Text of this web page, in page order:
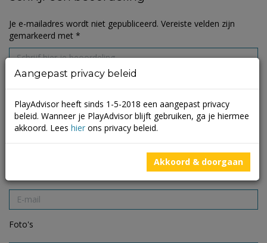
Je e-mailadres wordt niet gepubliceerd. Vereiste velden zijn
gemarkeerd met *
Foto's
Aangepast privacy beleid
PlayAdvisor heeft sinds 1-5-2018 een aangepast privacy
beleid. Wanneer je PlayAdvisor blijft gebruiken, ga je hiermee
akkoord. Lees hier ons privacy beleid.
Akkoord & doorgaan